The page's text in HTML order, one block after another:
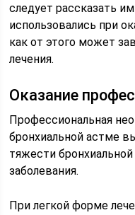
следует рассказать
использовались при
как от этого может
лечения.
Оказание
Профессиональная
бронхиальной астме
тяжести
заболевания.
При легкой форме